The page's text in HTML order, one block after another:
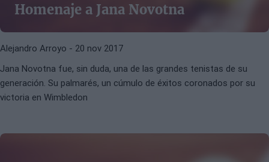
Homenaje a Jana Novotna
Alejandro Arroyo - 20 nov 2017
Jana Novotna fue, sin duda, una de las grandes tenistas de su
generación. Su palmarés, un cúmulo de éxitos coronados por su
victoria en Wimbledon